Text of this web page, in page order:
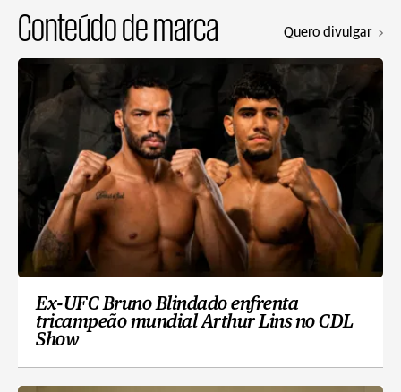
Conteúdo de marca Quero divulgar
Ex-UFC Bruno Blindado enfrenta
tricampeão mundial Arthur Lins no CDL
Show